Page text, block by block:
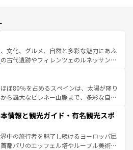
文化、グルメ、自然と多彩な魅力にあふ
の古代遺跡やフィレンツェのルネッサンス
の美しい田園風景やアマルフィ海岸の絶
も見逃せない。観光の合間には、本場の
、絶品のイタリア料理を堪能することも
リアで、忘れられない旅をしてみよう！
リア情報は
ぼ80％を占めるスペインは、太陽が降り
ら雄大なピレネー山脈まで、多彩な自然
国では、情熱的なフラメンコ、熱気あふ
美味しいタパスが生活の一部となってい
ドの洗練された雰囲気や、バルセロナの
角から、地方では古代ローマ遺跡や中世
情報と観光ガイド・有名観光スポ
中の旅行者を魅了し続けるヨーロッパ屈
都パリのエッフェル塔やルーブル美術館